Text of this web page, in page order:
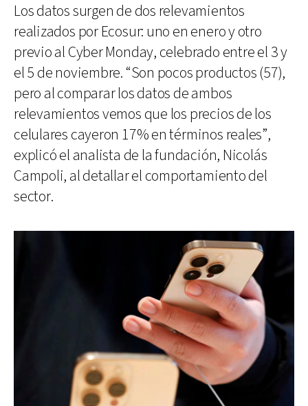
Los datos surgen de dos relevamientos
realizados por Ecosur: uno en enero y otro
previo al Cyber Monday, celebrado entre el 3 y
el 5 de noviembre. “Son pocos productos (57),
pero al comparar los datos de ambos
relevamientos vemos que los precios de los
celulares cayeron 17% en términos reales”,
explicó el analista de la fundación, Nicolás
Campoli, al detallar el comportamiento del
sector.